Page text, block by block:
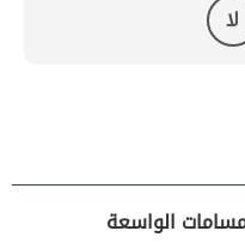
لا
الواسعة